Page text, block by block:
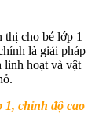
thị cho bé lớp 1
là giải pháp
linh hoạt và vật
1, chỉnh độ cao